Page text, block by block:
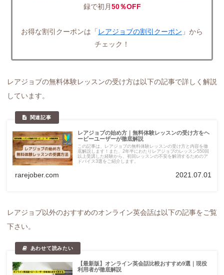
録で初月50％OFF
お得な割引クーポンは「 レアジョブの割引クーポン 」から
チェック！
レアジョブの無料体験レッスンの受け方は以下の記事で詳しく解説
しています。
レアジョブの始め方｜無料体験レッスンの受け方をヘ
ービーユーザーが徹底解説
この記事は、レアジョブの無料体験レッスンの受け方と内容を徹
底解説します！また、2年半にわたりレアジョブのレッスン550回
以上受講した経験から、初回レッスンの不安を解消するためのア
ドバイス3選をご紹介します。
rarejober.com 2021.07.01
レアジョブ以外のおすすめのオンライン英会話は以下の記事をご覧
下さい。
【最新版】オンライン英会話比較おすすめ9選｜現役
利用者が徹底解説